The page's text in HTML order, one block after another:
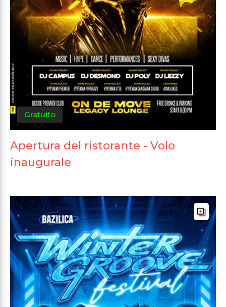
Gratuito
Apertura del ristorante - Volo
inaugurale